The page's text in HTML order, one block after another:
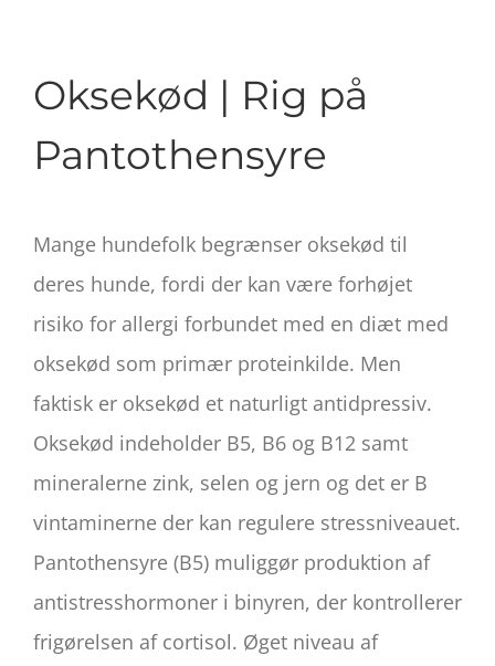
Oksekød | Rig på
Pantothensyre
Mange hundefolk begrænser oksekød til
deres hunde, fordi der kan være forhøjet
risiko for allergi forbundet med en diæt med
oksekød som primær proteinkilde. Men
faktisk er oksekød et naturligt antidpressiv.
Oksekød indeholder B5, B6 og B12 samt
mineralerne zink, selen og jern og det er B
vintaminerne der kan regulere stressniveauet.
Pantothensyre (B5) muliggør produktion af
antistresshormoner i binyren, der kontrollerer
frigørelsen af ​​cortisol. Øget niveau af